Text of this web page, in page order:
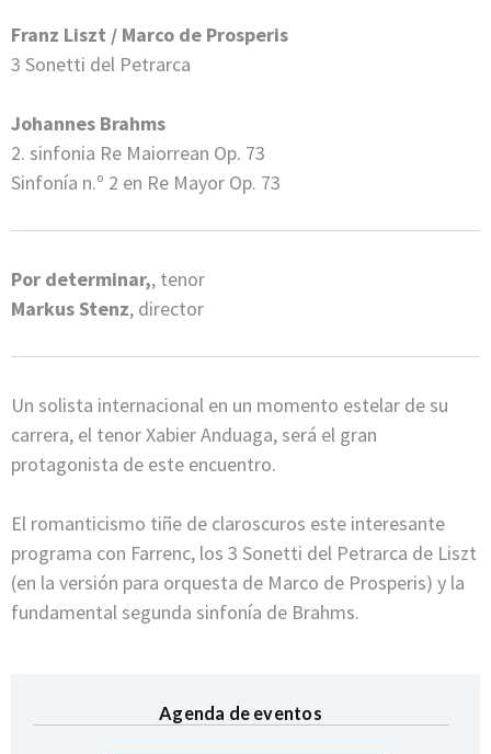
Franz Liszt / Marco de Prosperis
3 Sonetti del Petrarca
Johannes Brahms
2. sinfonia Re Maiorrean Op. 73
Sinfonía n.º 2 en Re Mayor Op. 73
Por determinar,, tenor
Markus Stenz, director
Un solista internacional en un momento estelar de su
carrera, el tenor Xabier Anduaga, será el gran
protagonista de este encuentro.
El romanticismo tiñe de claroscuros este interesante
programa con Farrenc, los 3 Sonetti del Petrarca de Liszt
(en la versión para orquesta de Marco de Prosperis) y la
fundamental segunda sinfonía de Brahms.
Agenda de eventos